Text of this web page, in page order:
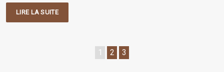
LIRE LA SUITE
1 2 3